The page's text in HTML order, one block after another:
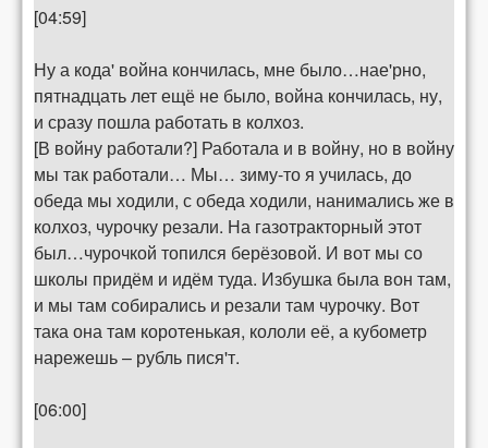
[04:59]
Ну а кода' война кончилась, мне было…нае'рно,
пятнадцать лет ещё не было, война кончилась, ну,
и сразу пошла работать в колхоз.
[В войну работали?] Работала и в войну, но в войну
мы так работали… Мы… зиму-то я училась, до
обеда мы ходили, с обеда ходили, нанимались же в
колхоз, чурочку резали. На газотракторный этот
был…чурочкой топился берёзовой. И вот мы со
школы придём и идём туда. Избушка была вон там,
и мы там собирались и резали там чурочку. Вот
така она там коротенькая, кололи её, а кубометр
нарежешь – рубль пися'т.
[06:00]